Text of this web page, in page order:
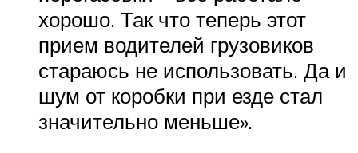
хорошо. Так что теперь этот
прием водителей грузовиков
стараюсь не использовать. Да и
шум от коробки при езде стал
значительно меньше».